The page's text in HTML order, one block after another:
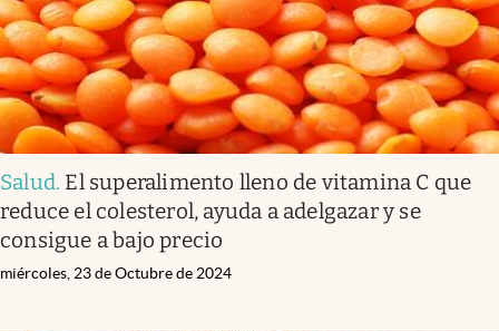
Salud. El superalimento lleno de vitamina C que
reduce el colesterol, ayuda a adelgazar y se
consigue a bajo precio
miércoles, 23 de Octubre de 2024